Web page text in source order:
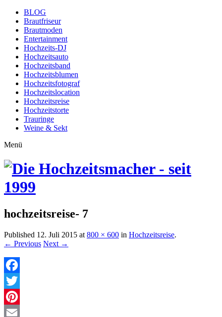
BLOG
Brautfriseur
Brautmoden
Entertainment
Hochzeits-DJ
Hochzeitsauto
Hochzeitsband
Hochzeitsblumen
Hochzeitsfotograf
Hochzeitslocation
Hochzeitsreise
Hochzeitstorte
Trauringe
Weine & Sekt
Menü
hochzeitsreise- 7
Published 12. Juli 2015 at 800 × 600 in Hochzeitsreise.
← Previous Next →
Facebook
Twitter
Pinterest